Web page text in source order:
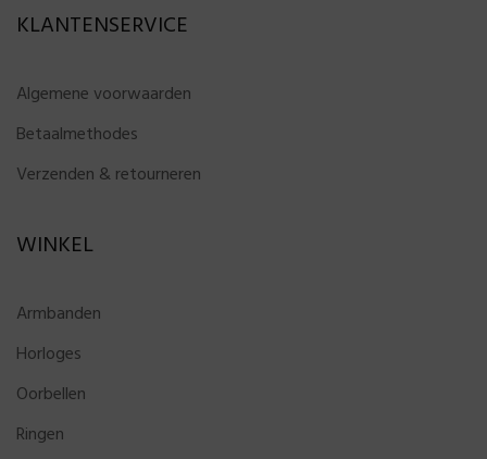
KLANTENSERVICE
Algemene voorwaarden
Betaalmethodes
Verzenden & retourneren
WINKEL
Armbanden
Horloges
Oorbellen
Ringen